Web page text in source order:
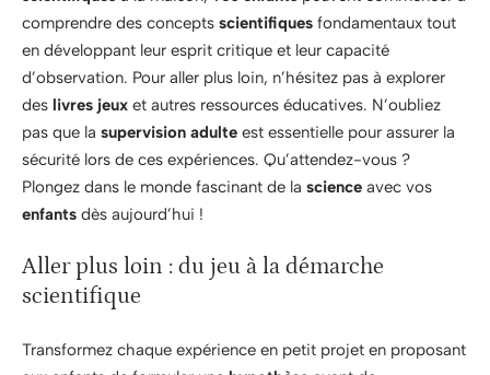
comprendre des concepts scientifiques fondamentaux tout
en développant leur esprit critique et leur capacité
d’observation. Pour aller plus loin, n’hésitez pas à explorer
des livres jeux et autres ressources éducatives. N’oubliez
pas que la supervision adulte est essentielle pour assurer la
sécurité lors de ces expériences. Qu’attendez-vous ?
Plongez dans le monde fascinant de la science avec vos
enfants dès aujourd’hui !
Aller plus loin : du jeu à la démarche
scientifique
Transformez chaque expérience en petit projet en proposant